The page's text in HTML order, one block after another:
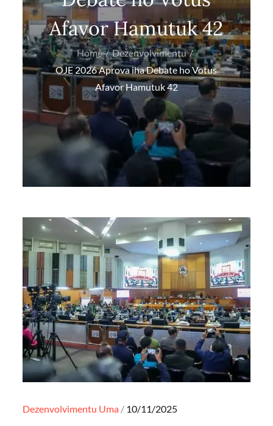
Afavor Hamutuk 42
Home
Dezenvolvimentu
OJE 2026 Aprova iha Debate ho Votus
Afavor Hamutuk 42
Dezenvolvimentu Uma Posted
10/11/2025